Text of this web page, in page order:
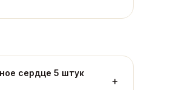
сердце 5 штук